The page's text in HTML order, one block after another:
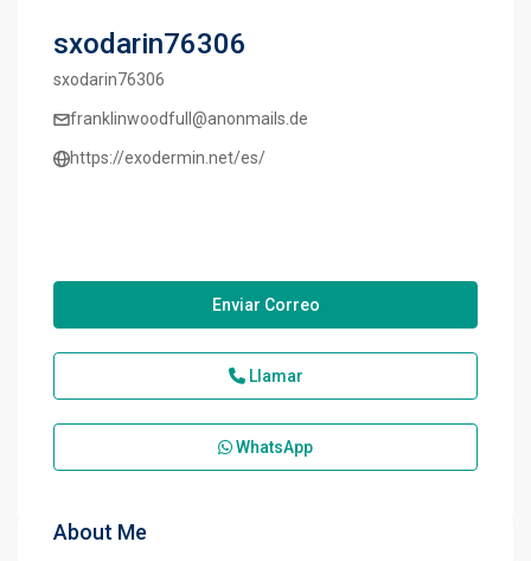
sxodarin76306
sxodarin76306
franklinwoodfull@anonmails.de
https://exodermin.net/es/
Enviar Correo
Llamar
WhatsApp
About Me